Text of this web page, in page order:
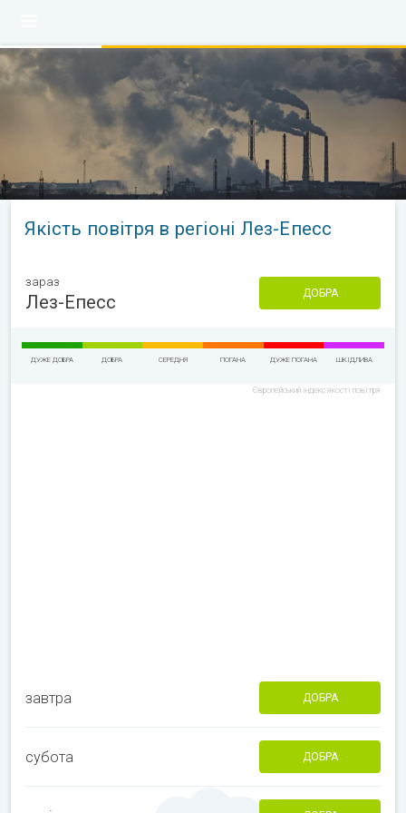
Якість повітря в регіоні Лез-Епесс
зараз
Лез-Епесс ДОБРА
ДУЖЕ ДОБРА ДОБРА СЕРЕДНЯ ПОГАНА ДУЖЕ ПОГАНА ШКІДЛИВА
Європейський індекс якості повітря
завтра ДОБРА
субота ДОБРА